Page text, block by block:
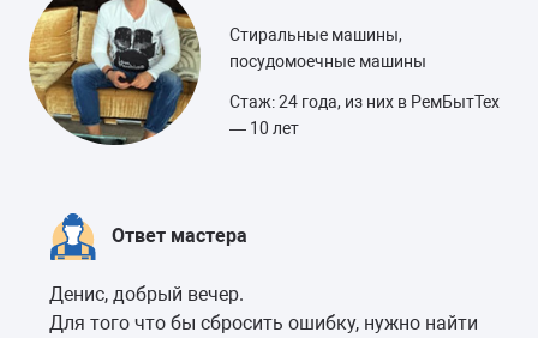
Стиральные машины,
посудомоечные машины
Стаж: 24 года, из них в РемБытТех
— 10 лет
Ответ мастера
Денис, добрый вечер.
Для того что бы сбросить ошибку, нужно найти